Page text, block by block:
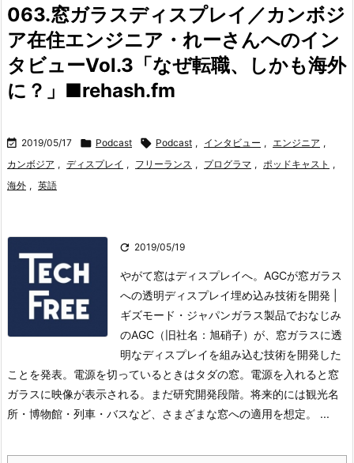
063.窓ガラスディスプレイ／カンボジ
ア在住エンジニア・れーさんへのイン
タビューVol.3「なぜ転職、しかも海外
に？」■rehash.fm
 2019/05/17  Podcast  Podcast , インタビュー , エンジニア ,
カンボジア , ディスプレイ , フリーランス , プログラマ , ポッドキャスト ,
海外 , 英語
 2019/05/19
やがて窓はディスプレイへ。AGCが窓ガラス
への透明ディスプレイ埋め込み技術を開発 |
ギズモード・ジャパンガラス製品でおなじみ
のAGC（旧社名：旭硝子）が、窓ガラスに透
明なディスプレイを組み込む技術を開発した
ことを発表。 電源を切っているときはタダの窓。電源を入れると窓
ガラスに映像が表示される。
まだ研究開発段階。将来的には観光名
所・博物館・列車・バスなど、さまざまな窓への適用を想定。 ...